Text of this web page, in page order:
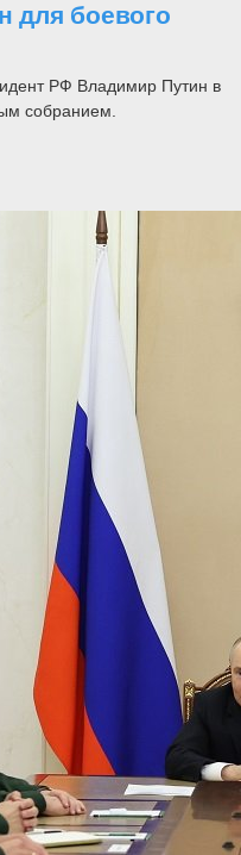
для боевого
РФ Владимир Путин в
собранием.